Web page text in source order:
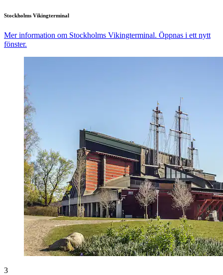
Stockholms Vikingterminal
Mer information om Stockholms Vikingterminal. Öppnas i ett nytt
fönster.
3